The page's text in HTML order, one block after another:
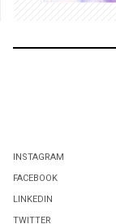
INSTAGRAM
FACEBOOK
LINKEDIN
TWITTER